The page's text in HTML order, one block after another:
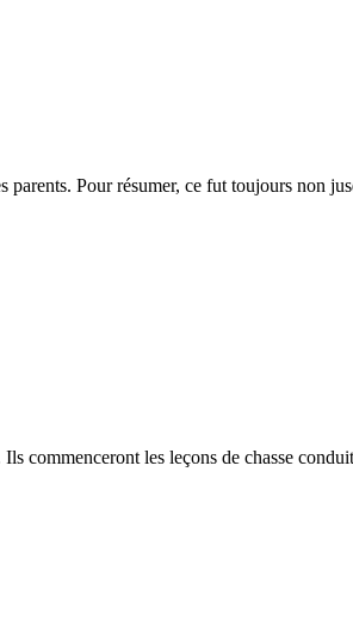
Pour résumer, ce fut toujours non
commenceront les leçons de chasse